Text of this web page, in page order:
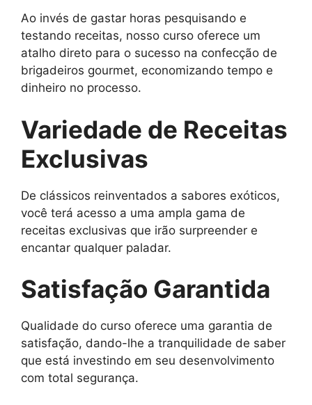
Ao invés de gastar horas pesquisando e
testando receitas, nosso curso oferece um
atalho direto para o sucesso na confecção de
brigadeiros gourmet, economizando tempo e
dinheiro no processo.
Variedade de Receitas
Exclusivas
De clássicos reinventados a sabores exóticos,
você terá acesso a uma ampla gama de
receitas exclusivas que irão surpreender e
encantar qualquer paladar.
Satisfação Garantida
Qualidade do curso oferece uma garantia de
satisfação, dando-lhe a tranquilidade de saber
que está investindo em seu desenvolvimento
com total segurança.